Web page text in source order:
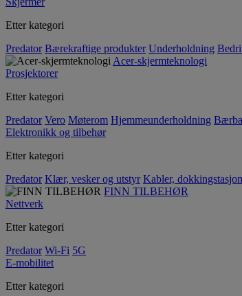
Etter kategori
Predator Bærekraftige produkter Underholdning
Acer-skjermteknologi
Prosjektorer
Etter kategori
Predator Vero Møterom Hjemmeunderholdning
Elektronikk og tilbehør
Etter kategori
Predator Klær, vesker og utstyr Kabler,
FINN TILBEHØR
Nettverk
Etter kategori
Predator Wi-Fi 5G
E-mobilitet
Etter kategori